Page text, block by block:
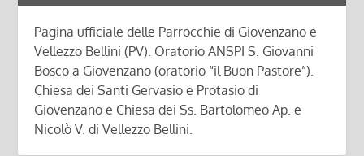
Pagina ufficiale delle Parrocchie di Giovenzano e
Vellezzo Bellini (PV). Oratorio ANSPI S. Giovanni
Bosco a Giovenzano (oratorio “il Buon Pastore”).
Chiesa dei Santi Gervasio e Protasio di
Giovenzano e Chiesa dei Ss. Bartolomeo Ap. e
Nicolò V. di Vellezzo Bellini.